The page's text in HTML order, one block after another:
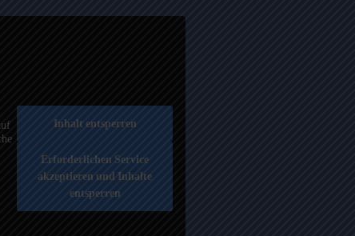
Inhalt entsperren
Erforderlichen Service
akzeptieren und Inhalte
entsperren